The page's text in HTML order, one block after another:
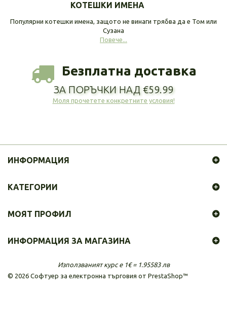
КОТЕШКИ ИМЕНА
Популярни котешки имена, защото не винаги трябва да е Том или
Сузана
Повече...
Безплатна доставка
ЗА ПОРЪЧКИ НАД €59.99
Моля прочетете конкретните условия!
ИНФОРМАЦИЯ
© 2026 Софтуер за електронна търговия от PrestaShop™
КАТЕГОРИИ
МОЯТ ПРОФИЛ
ИНФОРМАЦИЯ ЗА МАГАЗИНА
Използваният курс е 1€ = 1.95583 лв